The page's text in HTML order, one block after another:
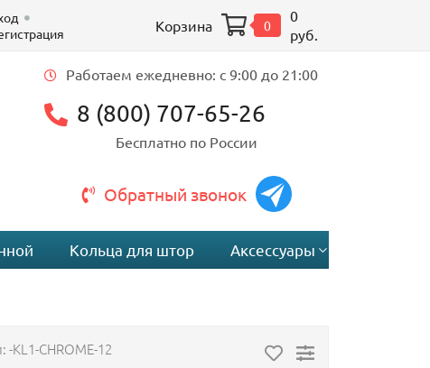
Корзина 0
0
руб.
Работаем ежедневно: c 9:00 до 21:00
8 (800) 707-65-26
Бесплатно по России
Обратный звонок
Кольца для штор Аксессуары
-KL1-CHROME-12